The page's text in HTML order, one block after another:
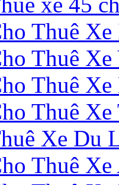
Thuê Xe
Thuê
Thuê Xe
Thuê Xe
Xe Du
Thuê